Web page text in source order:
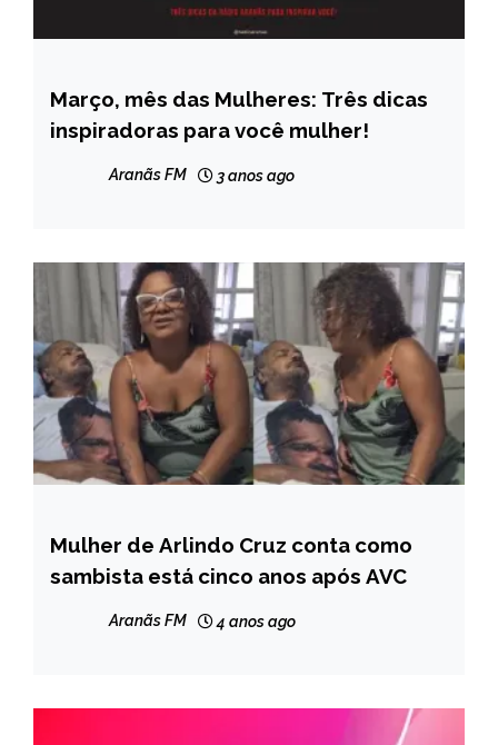
ENTRETENIMENTO
Março, mês das Mulheres: Três dicas
inspiradoras para você mulher!
Aranãs FM 3 anos ago
ENTRETENIMENTO
Mulher de Arlindo Cruz conta como
sambista está cinco anos após AVC
Aranãs FM 4 anos ago